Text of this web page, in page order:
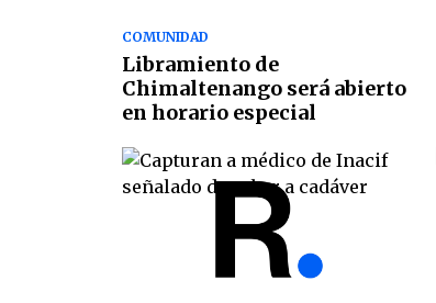
COMUNIDAD
Libramiento de
Chimaltenango será abierto
en horario especial